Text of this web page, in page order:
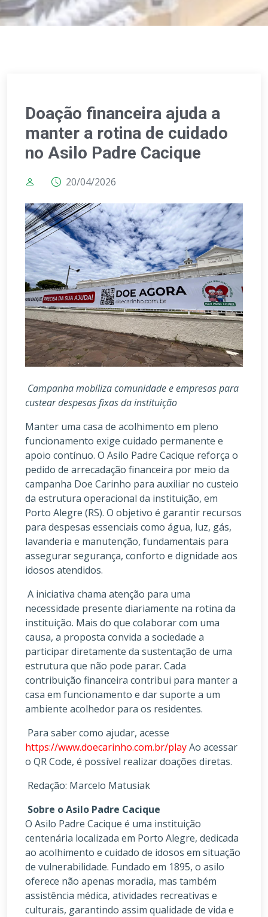
Doação financeira ajuda a
manter a rotina de cuidado
no Asilo Padre Cacique
20/04/2026
Campanha mobiliza comunidade e empresas para
custear despesas fixas da instituição
Manter uma casa de acolhimento em pleno
funcionamento exige cuidado permanente e
apoio contínuo. O Asilo Padre Cacique reforça o
pedido de arrecadação financeira por meio da
campanha Doe Carinho para auxiliar no custeio
da estrutura operacional da instituição, em
Porto Alegre (RS). O objetivo é garantir recursos
para despesas essenciais como água, luz, gás,
lavanderia e manutenção, fundamentais para
assegurar segurança, conforto e dignidade aos
idosos atendidos.
A iniciativa chama atenção para uma
necessidade presente diariamente na rotina da
instituição. Mais do que colaborar com uma
causa, a proposta convida a sociedade a
participar diretamente da sustentação de uma
estrutura que não pode parar. Cada
contribuição financeira contribui para manter a
casa em funcionamento e dar suporte a um
ambiente acolhedor para os residentes.
Para saber como ajudar, acesse
https://www.doecarinho.com.br/playAo acessar
o QR Code, é possível realizar doações diretas.
Redação: Marcelo Matusiak
Sobre o Asilo Padre Cacique
O Asilo Padre Cacique é uma instituição
centenária localizada em Porto Alegre, dedicada
ao acolhimento e cuidado de idosos em situação
de vulnerabilidade. Fundado em 1895, o asilo
oferece não apenas moradia, mas também
assistência médica, atividades recreativas e
culturais, garantindo assim qualidade de vida e